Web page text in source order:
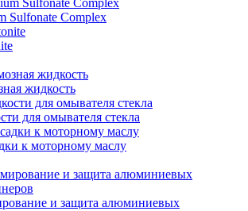
Sulfonate Complex
жидкость
для омывателя стекла
к моторному маслу
и защита алюминиевых